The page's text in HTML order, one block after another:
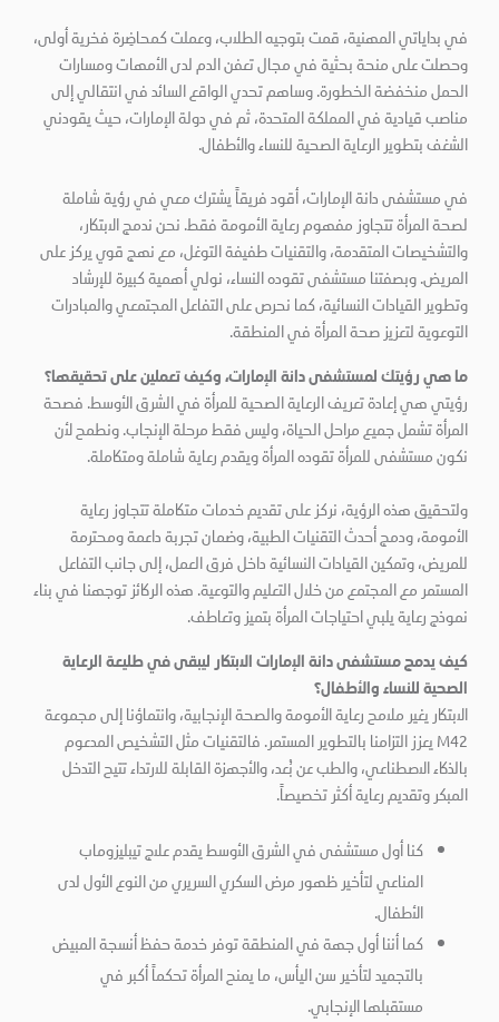
في بداياتي المهنية، قمت بتوجيه الطلاب، وعملت كمحاضِرة فخرية أولى،
وحصلت على منحة بحثية في مجال تعفن الدم لدى الأمهات ومسارات
الحمل منخفضة الخطورة. وساهم تحدي الواقع السائد في انتقالي إلى
مناصب قيادية في المملكة المتحدة، ثم في دولة الإمارات، حيث يقودني
الشغف بتطوير الرعاية الصحية للنساء والأطفال.
في مستشفى دانة الإمارات، أقود فريقاً يشترك معي في رؤية شاملة
لصحة المرأة تتجاوز مفهوم رعاية الأمومة فقط. نحن ندمج الابتكار،
والتشخيصات المتقدمة، والتقنيات طفيفة التوغل، مع نهج قوي يركز على
المريض. وبصفتنا مستشفى تقوده النساء، نولي أهمية كبيرة للإرشاد
وتطوير القيادات النسائية، كما نحرص على التفاعل المجتمعي والمبادرات
التوعوية لتعزيز صحة المرأة في المنطقة.
ما هي رؤيتك لمستشفى دانة الإمارات، وكيف تعملين على تحقيقها؟
رؤيتي هي إعادة تعريف الرعاية الصحية للمرأة في الشرق الأوسط. فصحة
المرأة تشمل جميع مراحل الحياة، وليس فقط مرحلة الإنجاب. ونطمح لأن
نكون مستشفى للمرأة تقوده المرأة ويقدم رعاية شاملة ومتكاملة.
ولتحقيق هذه الرؤية، نركز على تقديم خدمات متكاملة تتجاوز رعاية
الأمومة، ودمج أحدث التقنيات الطبية، وضمان تجربة داعمة ومحترمة
للمريض، وتمكين القيادات النسائية داخل فرق العمل، إلى جانب التفاعل
المستمر مع المجتمع من خلال التعليم والتوعية. هذه الركائز توجهنا في بناء
نموذج رعاية يلبي احتياجات المرأة بتميز وتعاطف.
كيف يدمج مستشفى دانة الإمارات الابتكار ليبقى في طليعة الرعاية
الصحية للنساء والأطفال؟
الابتكار يغير ملامح رعاية الأمومة والصحة الإنجابية، وانتماؤنا إلى مجموعة
M42 يعزز التزامنا بالتطوير المستمر. فالتقنيات مثل التشخيص المدعوم
بالذكاء الاصطناعي، والطب عن بُعد، والأجهزة القابلة للارتداء تتيح التدخل
المبكر وتقديم رعاية أكثر تخصيصاً.
كنا أول مستشفى في الشرق الأوسط يقدم علاج تيبليزوماب
المناعي لتأخير ظهور مرض السكري السريري من النوع الأول لدى
الأطفال.
كما أننا أول جهة في المنطقة توفر خدمة حفظ أنسجة المبيض
بالتجميد لتأخير سن اليأس، ما يمنح المرأة تحكماً أكبر في
مستقبلها الإنجابي.